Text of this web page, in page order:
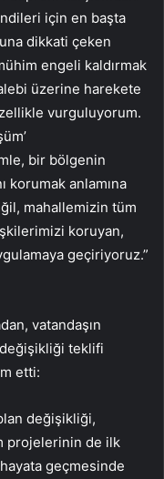
için en başta
dikkati çeken
engeli kaldırmak
üzerine harekete
vurguluyorum.
bir bölgenin
korumak anlamına
mahallemizin tüm
koruyan,
geçiriyoruz.”
vatandaşın
teklifi
etti:
değişikliği,
projelerinin de ilk
geçmesinde